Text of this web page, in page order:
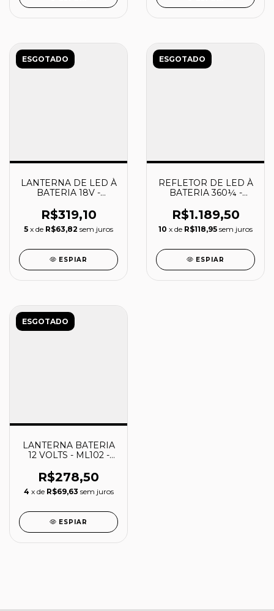
ESGOTADO
LANTERNA DE LED À
BATERIA 18V -
R$319,10
5 x de R$63,82 sem juros
ESPIAR
ESGOTADO
REFLETOR DE LED À
BATERIA 360¼ -
R$1.189,50
10 x de R$118,95 sem juros
ESPIAR
ESGOTADO
LANTERNA BATERIA
12 VOLTS - ML102 -
R$278,50
4 x de R$69,63 sem juros
ESPIAR